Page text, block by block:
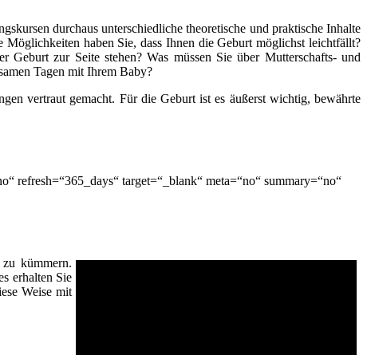
durchaus unterschiedliche theoretische und praktische Inhalte
Möglichkeiten haben Sie, dass Ihnen die Geburt möglichst leichtfällt?
zur Seite stehen? Was müssen Sie über Mutterschafts- und
Tagen mit Ihrem Baby?
vertraut gemacht. Für die Geburt ist es äußerst wichtig, bewährte
refresh=“365_days“ target=“_blank“ meta=“no“ summary=“no“
kümmern.
erhalten Sie
Weise mit